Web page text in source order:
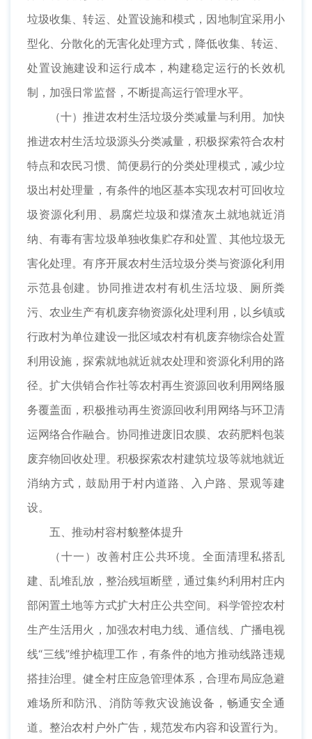
垃圾收集、转运、处置设施和模式，因地制宜采用小
型化、分散化的无害化处理方式，降低收集、转运、
处置设施建设和运行成本，构建稳定运行的长效机
制，加强日常监督，不断提高运行管理水平。
（十）推进农村生活垃圾分类减量与利用。加快
推进农村生活垃圾源头分类减量，积极探索符合农村
特点和农民习惯、简便易行的分类处理模式，减少垃
圾出村处理量，有条件的地区基本实现农村可回收垃
圾资源化利用、易腐烂垃圾和煤渣灰土就地就近消
纳、有毒有害垃圾单独收集贮存和处置、其他垃圾无
害化处理。有序开展农村生活垃圾分类与资源化利用
示范县创建。协同推进农村有机生活垃圾、厕所粪
污、农业生产有机废弃物资源化处理利用，以乡镇或
行政村为单位建设一批区域农村有机废弃物综合处置
利用设施，探索就地就近就农处理和资源化利用的路
径。扩大供销合作社等农村再生资源回收利用网络服
务覆盖面，积极推动再生资源回收利用网络与环卫清
运网络合作融合。协同推进废旧农膜、农药肥料包装
废弃物回收处理。积极探索农村建筑垃圾等就地就近
消纳方式，鼓励用于村内道路、入户路、景观等建
设。
五、推动村容村貌整体提升
（十一）改善村庄公共环境。全面清理私搭乱
建、乱堆乱放，整治残垣断壁，通过集约利用村庄内
部闲置土地等方式扩大村庄公共空间。科学管控农村
生产生活用火，加强农村电力线、通信线、广播电视
线“三线”维护梳理工作，有条件的地方推动线路违规
搭挂治理。健全村庄应急管理体系，合理布局应急避
难场所和防汛、消防等救灾设施设备，畅通安全通
道。整治农村户外广告，规范发布内容和设置行为。